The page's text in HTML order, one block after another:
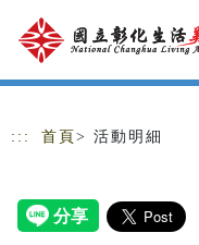
跳到主要內容
網站導覽
::: 首頁 > 活動明細